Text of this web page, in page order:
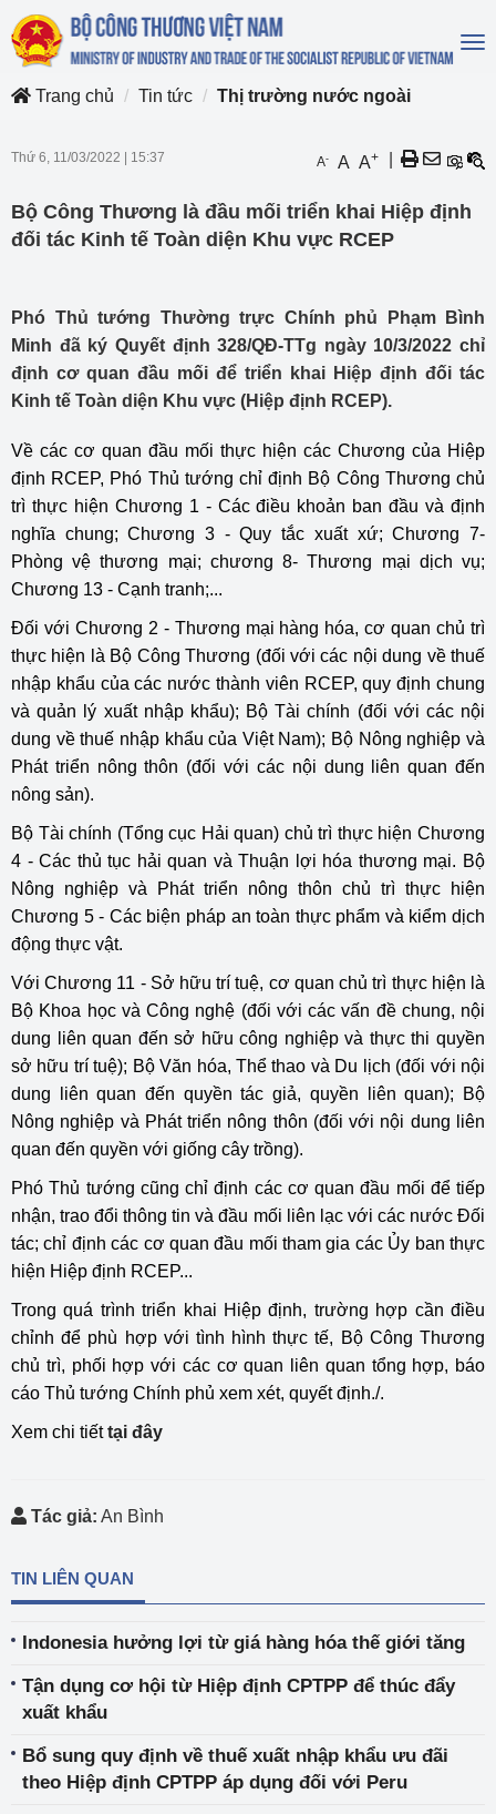
Trang chủ
Tin tức Thị trường nước ngoài
Thứ 6, 11/03/2022 15:37 A- A A+
Bộ Công Thương là đầu mối triển khai Hiệp định
đối tác Kinh tế Toàn diện Khu vực RCEP
Phó Thủ tướng Thường trực Chính phủ Phạm Bình
Minh đã ký Quyết định 328/QĐ-TTg ngày 10/3/2022 chỉ
định cơ quan đầu mối để triển khai Hiệp định đối tác
Kinh tế Toàn diện Khu vực (Hiệp định RCEP).
Về các cơ quan đầu mối thực hiện các Chương của Hiệp
định RCEP, Phó Thủ tướng chỉ định Bộ Công Thương chủ
trì thực hiện Chương 1 - Các điều khoản ban đầu và định
nghĩa chung; Chương 3 - Quy tắc xuất xứ; Chương 7-
Phòng vệ thương mại; chương 8- Thương mại dịch vụ;
Chương 13 - Cạnh tranh;...
Đối với Chương 2 - Thương mại hàng hóa, cơ quan chủ trì
thực hiện là Bộ Công Thương (đối với các nội dung về thuế
nhập khẩu của các nước thành viên RCEP, quy định chung
và quản lý xuất nhập khẩu); Bộ Tài chính (đối với các nội
dung về thuế nhập khẩu của Việt Nam); Bộ Nông nghiệp và
Phát triển nông thôn (đối với các nội dung liên quan đến
nông sản).
Bộ Tài chính (Tổng cục Hải quan) chủ trì thực hiện Chương
4 - Các thủ tục hải quan và Thuận lợi hóa thương mại. Bộ
Nông nghiệp và Phát triển nông thôn chủ trì thực hiện
Chương 5 - Các biện pháp an toàn thực phẩm và kiểm dịch
động thực vật.
Với Chương 11 - Sở hữu trí tuệ, cơ quan chủ trì thực hiện là
Bộ Khoa học và Công nghệ (đối với các vấn đề chung, nội
dung liên quan đến sở hữu công nghiệp và thực thi quyền
sở hữu trí tuệ); Bộ Văn hóa, Thể thao và Du lịch (đối với nội
dung liên quan đến quyền tác giả, quyền liên quan); Bộ
Nông nghiệp và Phát triển nông thôn (đối với nội dung liên
quan đến quyền với giống cây trồng).
Phó Thủ tướng cũng chỉ định các cơ quan đầu mối để tiếp
nhận, trao đổi thông tin và đầu mối liên lạc với các nước Đối
tác; chỉ định các cơ quan đầu mối tham gia các Ủy ban thực
hiện Hiệp định RCEP...
Trong quá trình triển khai Hiệp định, trường hợp cần điều
chỉnh để phù hợp với tình hình thực tế, Bộ Công Thương
chủ trì, phối hợp với các cơ quan liên quan tổng hợp, báo
cáo Thủ tướng Chính phủ xem xét, quyết định./.
Xem chi tiếttại đây
Tác giả: An Bình
TIN LIÊN QUAN
Indonesia hưởng lợi từ giá hàng hóa thế giới tăng
Tận dụng cơ hội từ Hiệp định CPTPP để thúc đẩy
xuất khẩu
Bổ sung quy định về thuế xuất nhập khẩu ưu đãi
theo Hiệp định CPTPP áp dụng đối với Peru